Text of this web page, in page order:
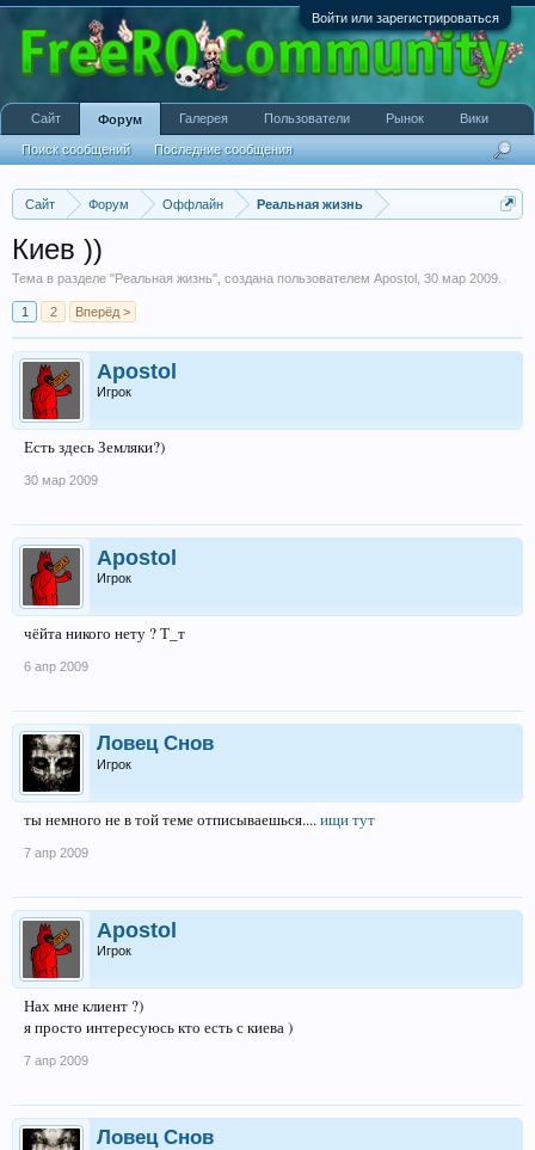
Войти или зарегистрироваться
Сайт Форум Оффлайн Реальная жизнь
Киев ))
Тема в разделе "Реальная жизнь", создана пользователем Apostol 30 мар 2009
1 2 Вперёд >
Apostol
Игрок
Есть здесь Земляки?)
30 мар 2009
Apostol
Игрок
чёйта никого нету ? Т_т
6 апр 2009
Ловец Снов
Игрок
ты немного не в той теме отписываешься....ищи тут
7 апр 2009
Apostol
Игрок
Нах мне клиент ?)
я просто интересуюсь кто есть с киева )
7 апр 2009
Ловец Снов
Сайт Форум
Поиск сообщений Последние сообщения
Галерея Пользователи Рынок Вики